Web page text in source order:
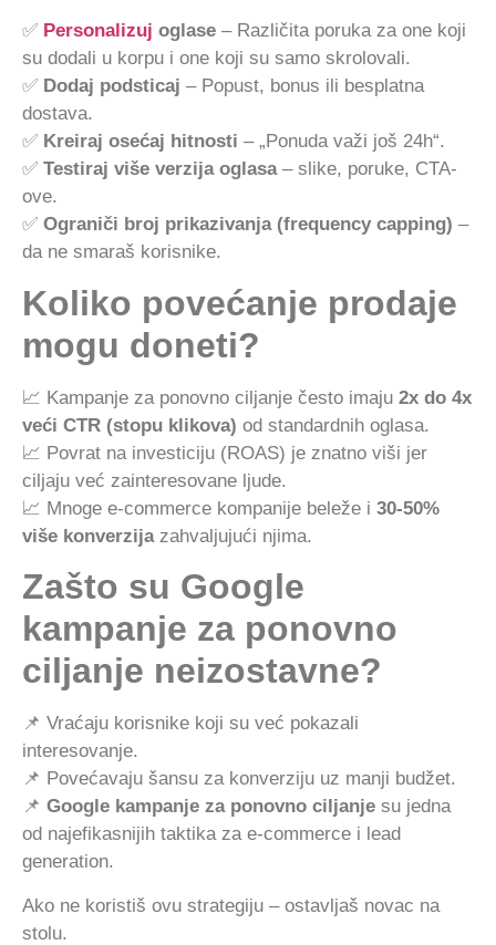
✅ Personalizuj oglase – Različita poruka za one koji
su dodali u korpu i one koji su samo skrolovali.
✅ Dodaj podsticaj – Popust, bonus ili besplatna
dostava.
✅ Kreiraj osećaj hitnosti – „Ponuda važi još 24h“.
✅ Testiraj više verzija oglasa– slike, poruke, CTA-
ove.
✅ Ograniči broj prikazivanja (frequency capping) –
da ne smaraš korisnike.
Koliko povećanje prodaje
mogu doneti?
📈 Kampanje za ponovno ciljanje često imaju 2x do 4x
veći CTR (stopu klikova) od standardnih oglasa.
📈 Povrat na investiciju (ROAS) je znatno viši jer
ciljaju već zainteresovane ljude.
📈 Mnoge e-commerce kompanije beleže i 30-50%
više konverzijazahvaljujući njima.
Zašto su Google
kampanje za ponovno
ciljanje neizostavne?
📌 Vraćaju korisnike koji su već pokazali
interesovanje.
📌 Povećavaju šansu za konverziju uz manji budžet.
📌 Google kampanje za ponovno ciljanje su jedna
od najefikasnijih taktika za e-commerce i lead
generation.
Ako ne koristiš ovu strategiju – ostavljaš novac na
stolu.